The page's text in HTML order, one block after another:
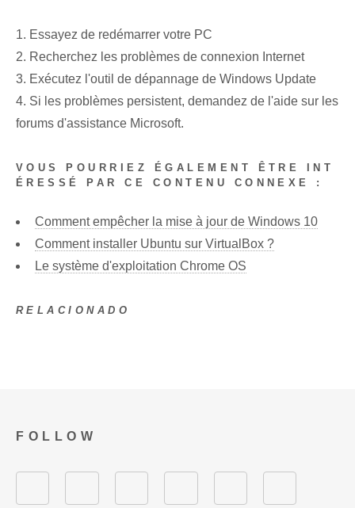
1. Essayez de redémarrer votre PC
2. Recherchez les problèmes de connexion Internet
3. Exécutez l'outil de dépannage de Windows Update
4. Si les problèmes persistent, demandez de l'aide sur les
forums d'assistance Microsoft.
VOUS POURRIEZ ÉGALEMENT ÊTRE INT
ÉRESSÉ PAR CE CONTENU CONNEXE :
Comment empêcher la mise à jour de Windows 10
Comment installer Ubuntu sur VirtualBox ?
Le système d'exploitation Chrome OS
RELACIONADO
FOLLOW